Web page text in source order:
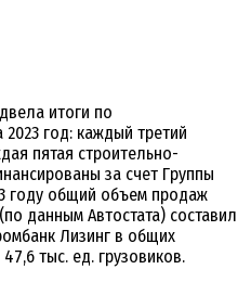
итоги по
2023 год: каждый третий
пятая строительно-
за счет Группы
году общий объем продаж
данным Автостата) составил
Лизинг в общих
тыс. ед. грузовиков.